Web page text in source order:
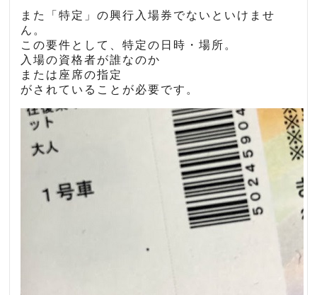
また「特定」の興行入場券でないといけませ
ん。
この要件として、特定の日時・場所。
入場の資格者が誰なのか
または座席の指定
がされていることが必要です。